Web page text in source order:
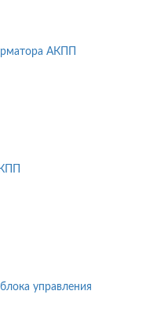
АКПП
управления